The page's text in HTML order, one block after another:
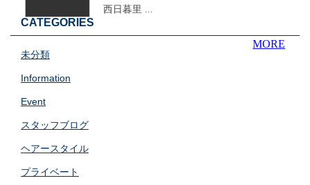
西日暮里 ...
MORE
CATEGORIES
未分類
Information
Event
スタッフブログ
ヘアースタイル
プライベート